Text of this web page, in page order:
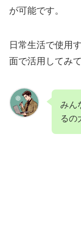
が可能です。
日常生活で使用
面で活用してみ
みん
るの